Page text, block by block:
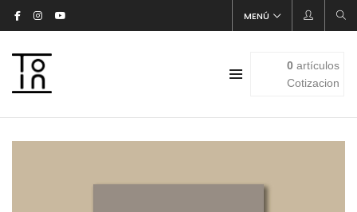
MENÚ
0artículos
Cotizacion